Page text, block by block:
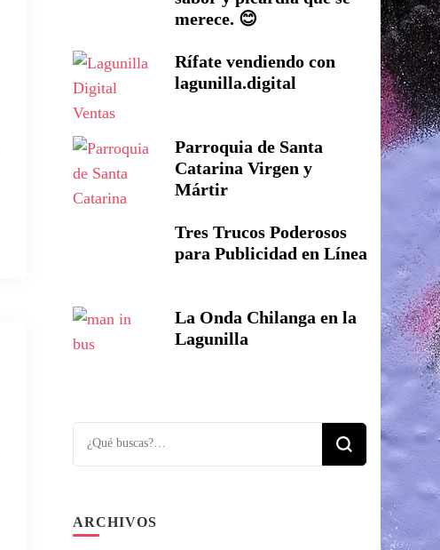
merece. 😊
Rífate vendiendo con
lagunilla.digital
Parroquia de Santa
Catarina Virgen y
Mártir
Tres Trucos Poderosos
para Publicidad en Línea
La Onda Chilanga en la
Lagunilla
Looking
ARCHIVOS